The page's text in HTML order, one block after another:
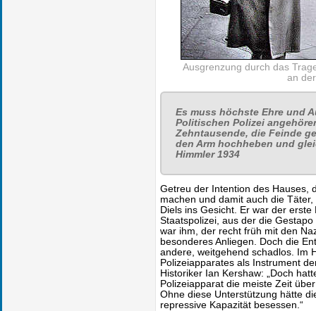
Ausgrenzung durch das
an
Es muss höchste Ehre und
Politischen Polizei
Zehntausende, die Feinde
den Arm hochheben und
Himmler 1934
Getreu der Intention des Hauses,
machen und damit auch die
Diels ins Gesicht. Er war der
Staatspolizei, aus der die
war ihm, der recht früh mit den
besonderes Anliegen. Doch die
andere, weitgehend schadlos. Im
Polizeiapparates als Instrument
Historiker Ian Kershaw: „Doch
Polizeiapparat die meiste Zeit
Ohne diese Unterstützung hätte
repressive Kapazität besessen.“